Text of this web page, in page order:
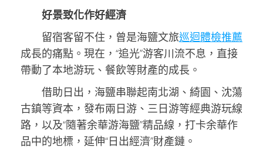
好景致化作好經濟
留宿客留不住，曾是海鹽文旅巡迴體檢推薦
成長的痛點。現在，“追光”游客川流不息，直接
帶動了本地游玩、餐飲等財產的成長。
借助日出，海鹽串聯起南北湖、綺園、沈蕩
古鎮等資本，發布兩日游、三日游等經典游玩線
路，以及“隨著余華游海鹽”精品線，打卡余華作
品中的地標，延伸“日出經濟”財產鏈。